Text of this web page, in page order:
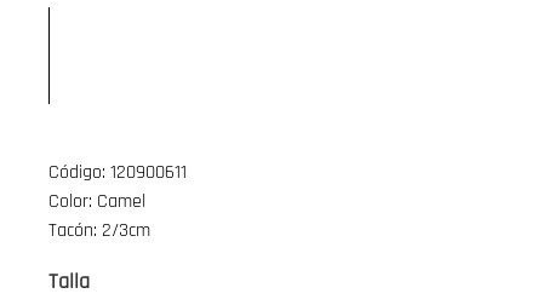
Código: 120900611
Color: Camel
Tacón: 2/3cm
Talla